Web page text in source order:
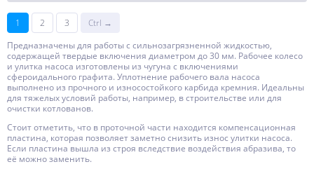
1 2 3
Ctrl →
Предназначены для работы с сильнозагрязненной жидкостью,
содержащей твердые включения диаметром до 30 мм. Рабочее колесо
и улитка насоса изготовлены из чугуна с включениями
сфероидального графита. Уплотнение рабочего вала насоса
выполнено из прочного и износостойкого карбида кремния. Идеальны
для тяжелых условий работы, например, в строительстве или для
очистки котлованов.
Стоит отметить, что в проточной части находится компенсационная
пластина, которая позволяет заметно снизить износ улитки насоса.
Если пластина вышла из строя вследствие воздействия абразива, то
её можно заменить.